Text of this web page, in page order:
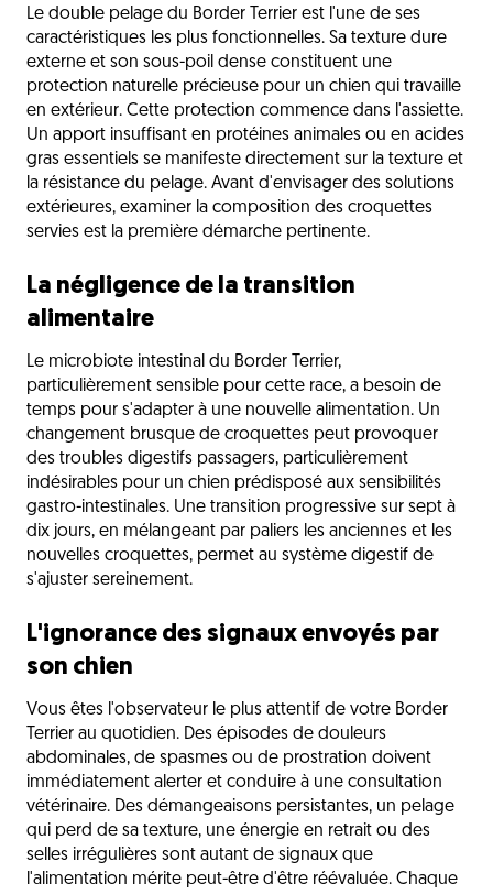
Le double pelage du Border Terrier est l'une de ses
caractéristiques les plus fonctionnelles. Sa texture dure
externe et son sous-poil dense constituent une
protection naturelle précieuse pour un chien qui travaille
en extérieur. Cette protection commence dans l'assiette.
Un apport insuffisant en protéines animales ou en acides
gras essentiels se manifeste directement sur la texture et
la résistance du pelage. Avant d'envisager des solutions
extérieures, examiner la composition des croquettes
servies est la première démarche pertinente.
La négligence de la transition
alimentaire
Le microbiote intestinal du Border Terrier,
particulièrement sensible pour cette race, a besoin de
temps pour s'adapter à une nouvelle alimentation. Un
changement brusque de croquettes peut provoquer
des troubles digestifs passagers, particulièrement
indésirables pour un chien prédisposé aux sensibilités
gastro-intestinales. Une transition progressive sur sept à
dix jours, en mélangeant par paliers les anciennes et les
nouvelles croquettes, permet au système digestif de
s'ajuster sereinement.
L'ignorance des signaux envoyés par
son chien
Vous êtes l'observateur le plus attentif de votre Border
Terrier au quotidien. Des épisodes de douleurs
abdominales, de spasmes ou de prostration doivent
immédiatement alerter et conduire à une consultation
vétérinaire. Des démangeaisons persistantes, un pelage
qui perd de sa texture, une énergie en retrait ou des
selles irrégulières sont autant de signaux que
l'alimentation mérite peut-être d'être réévaluée. Chaque